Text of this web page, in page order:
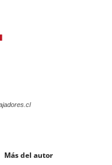
Más del autor